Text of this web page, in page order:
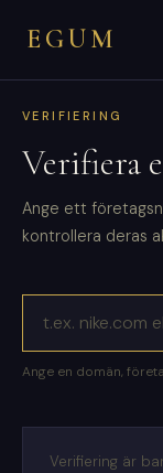
EGUM
VERIFIERING
Verifiera
Ange ett
kontrollera deras
Ange en domän,
Verifiering är